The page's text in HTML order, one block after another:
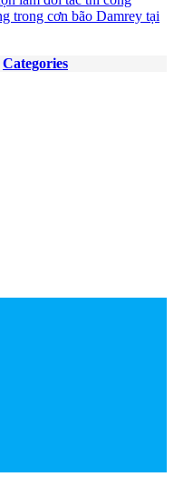
trong cơn bão Damrey tại
Categories